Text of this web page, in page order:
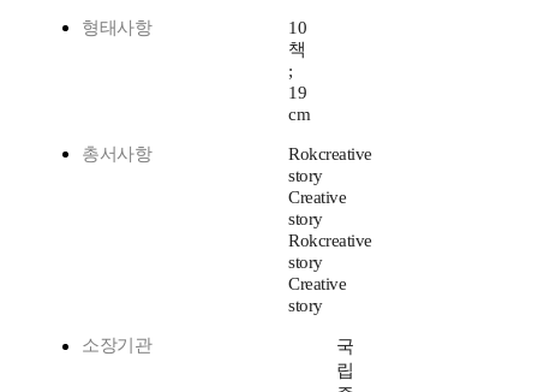
형태사항
10
책
;
19
cm
총서사항
Rokcreative
story
Creative
story
Rokcreative
story
Creative
story
소장기관
국
립